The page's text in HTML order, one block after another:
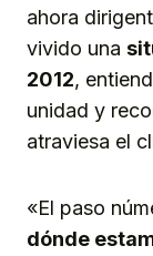
ahora
vivido una
2012,
unidad y
atraviesa el
«El paso
dónde